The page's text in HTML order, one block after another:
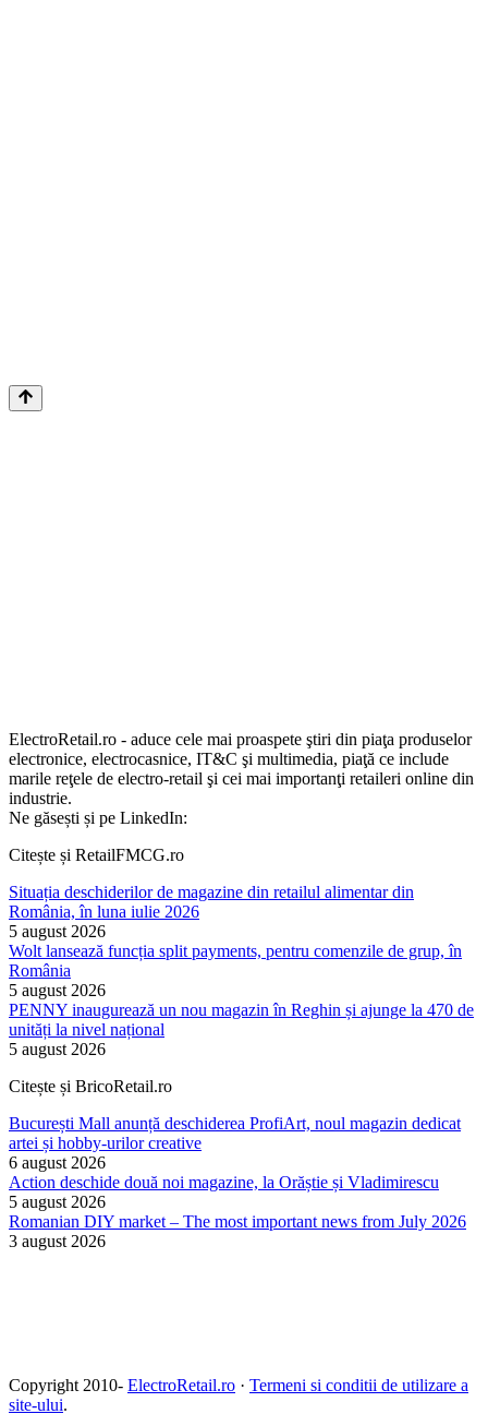
ElectroRetail.ro - aduce cele mai proaspete ştiri din piaţa produselor
electronice, electrocasnice, IT&C şi multimedia, piaţă ce include
marile reţele de electro-retail şi cei mai importanţi retaileri online din
industrie.
Ne găsești și pe LinkedIn:
Citește și RetailFMCG.ro
Situația deschiderilor de magazine din retailul alimentar din
România, în luna iulie 2026
5 august 2026
Wolt lansează funcția split payments, pentru comenzile de grup, în
România
5 august 2026
PENNY inaugurează un nou magazin în Reghin și ajunge la 470 de
unități la nivel național
5 august 2026
Citește și BricoRetail.ro
București Mall anunță deschiderea ProfiArt, noul magazin dedicat
artei și hobby-urilor creative
6 august 2026
Action deschide două noi magazine, la Orăștie și Vladimirescu
5 august 2026
Romanian DIY market – The most important news from July 2026
3 august 2026
Copyright 2010- ElectroRetail.ro · Termeni si conditii de utilizare a
site-ului.